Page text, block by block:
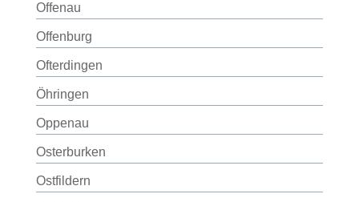
Offenau
Offenburg
Ofterdingen
Öhringen
Oppenau
Osterburken
Ostfildern